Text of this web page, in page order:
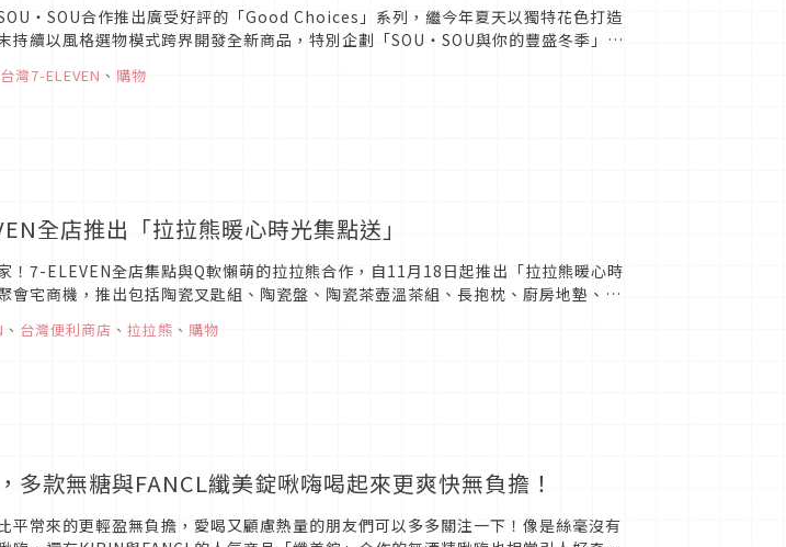
・SOU合作推出廣受好評的「Good Choices」系列，繼今年夏天以獨特花色打造
持續以風格選物模式跨界開發全新商品，特別企劃「SOU・SOU與你的豐盛冬季」主
台灣7-ELEVEN 、 購物
全店推出「拉拉熊暖心時光集點送」
！7-ELEVEN全店集點與Q軟懶萌的拉拉熊合作，自11月18日起推出「拉拉熊暖心時
會宅商機，推出包括陶瓷叉匙組、陶瓷盤、陶瓷茶壺溫茶組、長抱枕、廚房地墊、自
、 台灣便利商店 、 拉拉熊 、 購物
多款無糖與FANCL纖美錠啾嗨喝起來更爽快無負擔！
平常來的更輕盈無負擔，愛喝又顧慮熱量的朋友們可以多多關注一下！像是絲毫沒有